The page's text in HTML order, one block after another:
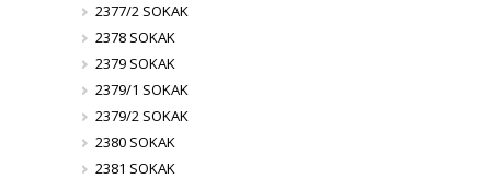
2377/2 SOKAK
2378 SOKAK
2379 SOKAK
2379/1 SOKAK
2379/2 SOKAK
2380 SOKAK
2381 SOKAK